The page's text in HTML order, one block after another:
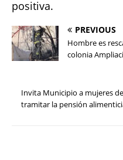
positiva.
PREVIOUS
Hombre es
colonia
Invita Municipio a mujeres
tramitar la pensión